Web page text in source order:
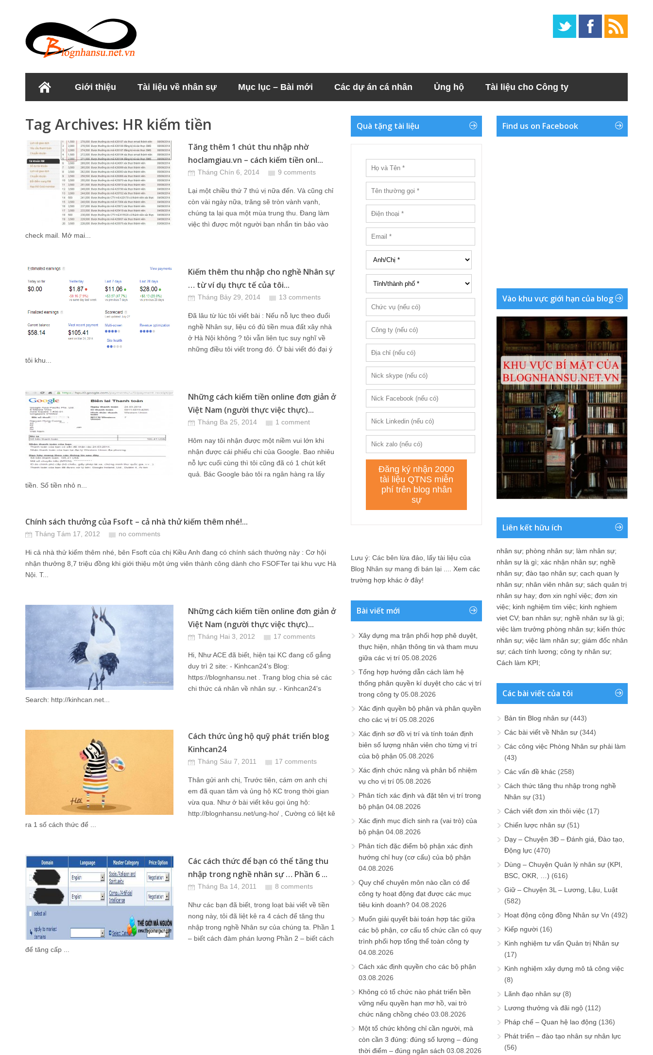
Giới thiệu Tài liệu về nhân sự Mục lục – Bài mới Các dự án cá nhân Ủng hộ Tài liệu cho Công ty
Tag Archives: HR kiếm tiền
Tăng thêm 1 chút thu nhập nhờ
hoclamgiau.vn – cách kiếm tiền onl...
Tháng Chín 6, 2014 9 comments
Lại một chiều thứ 7 thú vị nữa đến. Và cũng chỉ
còn vài ngày nữa, trăng sẽ tròn vành vạnh,
chúng ta lại qua một mùa trung thu. Đang làm
việc thì được một người bạn nhắn tin bảo vào
check mail. Mở mai...
Kiếm thêm thu nhập cho nghề Nhân sự
… từ ví dụ thực tế của tôi...
Tháng Bảy 29, 2014 13 comments
Đã lâu từ lúc tôi viết bài : Nếu nỗ lực theo đuổi
nghề Nhân sự, liệu có đủ tiền mua đất xây nhà
ở Hà Nội không ? tôi vẫn liên tục suy nghĩ về
những điều tôi viết trong đó. Ở bài viết đó đại ý
tôi khu...
Những cách kiếm tiền online đơn giản ở
Việt Nam (người thực việc thực)...
Tháng Ba 25, 2014 1 comment
Hôm nay tôi nhận được một niềm vui lớn khi
nhận được cái phiếu chi của Google. Bao nhiêu
nỗ lực cuối cùng thì tôi cũng đã có 1 chút kết
quả. Bác Google bảo tôi ra ngân hàng ra lấy
tiền. Số tiền nhỏ n...
Chính sách thưởng của Fsoft – cả nhà thử kiếm thêm nhé!...
Tháng Tám 17, 2012 no comments
Hi cả nhà thử kiếm thêm nhé, bên Fsoft của chị Kiều Anh đang có chính sách thưởng này : Cơ hội
nhận thưởng 8,7 triệu đồng khi giới thiệu một ứng viên thành công dành cho FSOFTer tại khu vực Hà
Nội. T...
Những cách kiếm tiền online đơn giản ở
Việt Nam (người thực việc thực)...
Tháng Hai 3, 2012 17 comments
Hi, Như ACE đã biết, hiện tại KC đang cố gắng
duy trì 2 site: - Kinhcan24's Blog:
https://blognhansu.net . Trang blog chia sẻ các
chi thức cá nhân về nhân sự. - Kinhcan24's
Search: http://kinhcan.net...
Cách thức ủng hộ quỹ phát triển blog
Kinhcan24
Tháng Sáu 7, 2011 17 comments
Thân gửi anh chị, Trước tiên, cám ơn anh chị
em đã quan tâm và ủng hộ KC trong thời gian
vừa qua. Như ở bài viết kêu gọi ủng hộ:
http://blognhansu.net/ung-ho/ , Cường có liệt kê
ra 1 số cách thức để ...
Các cách thức để bạn có thể tăng thu
nhập trong nghề nhân sự … Phần 6 ...
Tháng Ba 14, 2011 8 comments
Như các bạn đã biết, trong loạt bài viết về tiền
nong này, tôi đã liệt kê ra 4 cách để tăng thu
nhập trong nghề Nhân sự của chúng ta. Phần 1
– biết cách đàm phán lương Phần 2 – biết cách
để tăng cấp ...
Quà tặng tài liệu
Lưu ý: Các bên lừa đảo, lấy tài liệu của
Blog Nhân sự mang đi bán lại .... Xem các
trường hợp khác ở đây!
Bài viết mới
Xây dựng ma trận phối hợp phê duyệt,
thực hiện, nhận thông tin và tham mưu
giữa các vị trí 05.08.2026
Tổng hợp hướng dẫn cách làm hệ
thống phân quyền kí duyệt cho các vị trí
trong công ty 05.08.2026
Xác định quyền bộ phận và phân quyền
cho các vị trí 05.08.2026
Xác định sơ đồ vị trí và tính toán định
biên số lượng nhân viên cho từng vị trí
của bộ phận 05.08.2026
Xác định chức năng và phân bổ nhiệm
vụ cho vị trí 05.08.2026
Phân tích xác định và đặt tên vị trí trong
bộ phận 04.08.2026
Xác định mục đích sinh ra (vai trò) của
bộ phận 04.08.2026
Phân tích đặc điểm bộ phận xác định
hướng chỉ huy (cơ cấu) của bộ phận
04.08.2026
Quy chế chuyên môn nào cần có để
công ty hoạt động đạt được các mục
tiêu kinh doanh? 04.08.2026
Muốn giải quyết bài toán hợp tác giữa
các bộ phận, cơ cấu tổ chức cần có quy
trình phối hợp tổng thể toàn công ty
04.08.2026
Cách xác định quyền cho các bộ phận
03.08.2026
Không có tổ chức nào phát triển bền
vững nếu quyền hạn mơ hồ, vai trò
chức năng chồng chéo 03.08.2026
Một tổ chức không chỉ cần người, mà
còn cần 3 đúng: đúng số lượng – đúng
thời điểm – đúng ngân sách 03.08.2026
Find us on Facebook
Vào khu vực giới hạn của blog
Liên kết hữu ích
nhân sự; phòng nhân sự; làm nhân sự;
nhân sự là gì; xác nhận nhân sự; nghề
nhân sự; đào tạo nhân sự; cach quan ly
nhân sự; nhân viên nhân sự; sách quản trị
nhân sự hay; đơn xin nghỉ việc; đơn xin
việc; kinh nghiệm tìm việc; kinh nghiem
viet CV; ban nhân sự; nghề nhân sự là gì;
việc làm trưởng phòng nhân sự; kiến thức
nhân sự; việc làm nhân sự; giám đốc nhân
sự; cách tính lương; công ty nhân sự;
Cách làm KPI;
Các bài viết của tôi
Bản tin Blog nhân sự (443)
Các bài viết về Nhân sự (344)
Các công việc Phòng Nhân sự phải làm
(43)
Các vấn đề khác (258)
Cách thức tăng thu nhập trong nghề
Nhân sự (31)
Cách viết đơn xin thôi việc (17)
Chiến lược nhân sự (51)
Dạy – Chuyện 3Đ – Đánh giá, Đào tạo,
Động lực (470)
Dùng – Chuyện Quản lý nhân sự (KPI,
BSC, OKR, …) (616)
Giữ – Chuyện 3L – Lương, Lậu, Luật
(582)
Hoạt động cộng đồng Nhân sự Vn (492)
Kiếp người (16)
Kinh nghiệm tư vấn Quản trị Nhân sự
(17)
Kinh nghiệm xây dựng mô tả công việc
(8)
Lãnh đạo nhân sự (8)
Lương thưởng và đãi ngộ (112)
Pháp chế – Quan hệ lao động (136)
Phát triển – đào tạo nhân sự nhân lực
(56)